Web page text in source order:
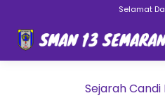
Selamat
Sejarah